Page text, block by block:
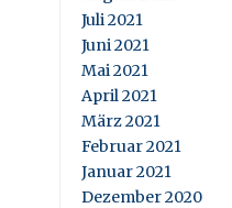
Juli 2021
Juni 2021
Mai 2021
April 2021
März 2021
Februar 2021
Januar 2021
Dezember 2020